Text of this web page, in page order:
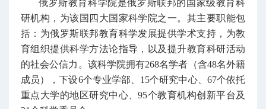
俄罗斯教育科学院是俄罗斯联邦的国家级教育科
研机构，为该国四大国家科学院之一。其主要职能包
括：为俄罗斯联邦教育科学发展提供学术支持，为教
育组织提供科学方法论指导，以及提升教育科研活动
的社会公信力。该科学院拥有268名学者（含48名外籍
成员），下设6个专业学部、15个研究中心、67个依托
重点大学的地区研究中心、95个教育机构创新平台及